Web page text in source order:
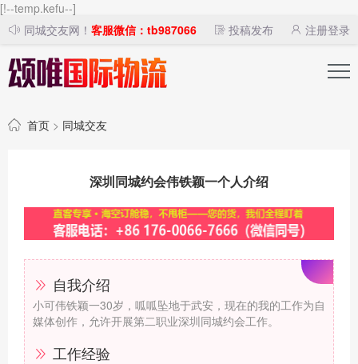
[!--temp.kefu--]
同城交友网！ 客服微信：tb987066 投稿发布 注册登录
首页 > 同城交友
深圳同城约会伟铁颖一个人介绍
自我介绍
小可伟铁颖一30岁，呱呱坠地于武安，现在的我的工作为自
媒体创作，允许开展第二职业深圳同城约会工作。
工作经验